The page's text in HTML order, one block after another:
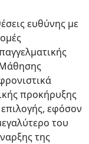
ευθύνης με
Μάθησης
προκήρυξης
εφόσον
του
της